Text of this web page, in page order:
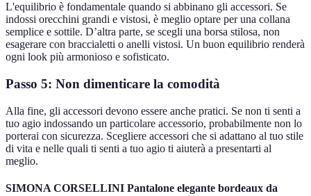
L'equilibrio è fondamentale quando si abbinano gli accessori. Se
indossi orecchini grandi e vistosi, è meglio optare per una collana
semplice e sottile. D’altra parte, se scegli una borsa stilosa, non
esagerare con braccialetti o anelli vistosi. Un buon equilibrio renderà
ogni look più armonioso e sofisticato.
Passo 5: Non dimenticare la comodità
Alla fine, gli accessori devono essere anche pratici. Se non ti senti a
tuo agio indossando un particolare accessorio, probabilmente non lo
porterai con sicurezza. Scegliere accessori che si adattano al tuo stile
di vita e nelle quali ti senti a tuo agio ti aiuterà a presentarti al
meglio.
SIMONA CORSELLINI Pantalone elegante bordeaux da